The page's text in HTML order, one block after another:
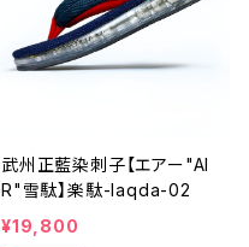
武州正藍染刺子【エアー"AI
R"雪駄】楽駄-laqda-02
¥19,800